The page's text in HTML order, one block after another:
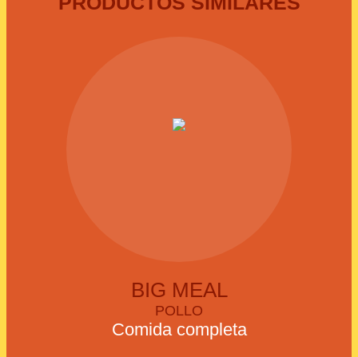
BIG MEAL
POLLO
Comida completa